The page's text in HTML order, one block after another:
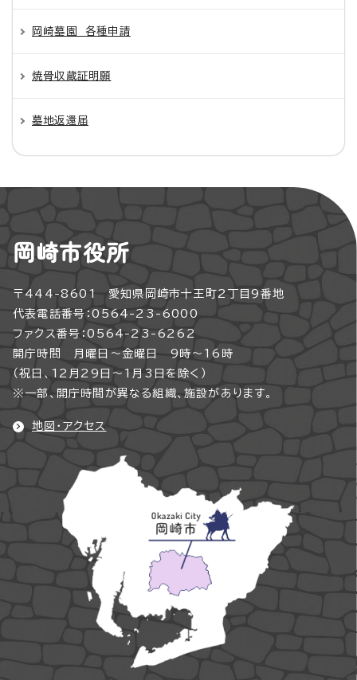
岡崎墓園 各種申請
焼骨収蔵証明願
墓地返還届
岡崎市役所
〒444-8601 愛知県岡崎市十王町2丁目9番地
代表電話番号：0564-23-6000
ファクス番号：0564-23-6262
開庁時間 月曜日～金曜日 9時～16時
（祝日、12月29日～1月3日を除く）
※一部、開庁時間が異なる組織、施設があります。
地図・アクセス